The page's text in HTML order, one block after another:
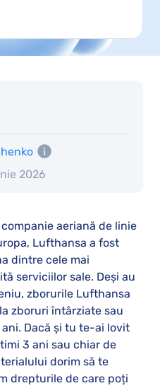
2026
aeriană de linie
Lufthansa a fost
dintre cele mai
serviciilor sale. Deși au
zborurile Lufthansa
zboruri întârziate sau
Dacă și tu te-ai lovit
3 ani sau chiar de
dorim să te
drepturile de care poți